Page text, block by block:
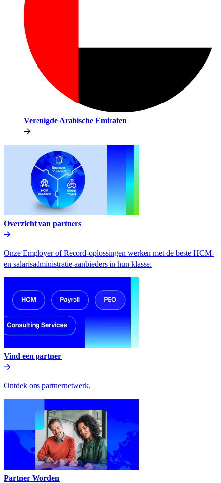
Verenigde Arabische Emiraten​​
Overzicht van partners​​
Onze Employer of Record-oplossingen werken met de beste HCM-
en salarisadministratie-aanbieders in hun klasse.​​
Vind een partner​​
Ontdek ons partnernetwerk.​​
Partner Worden​​